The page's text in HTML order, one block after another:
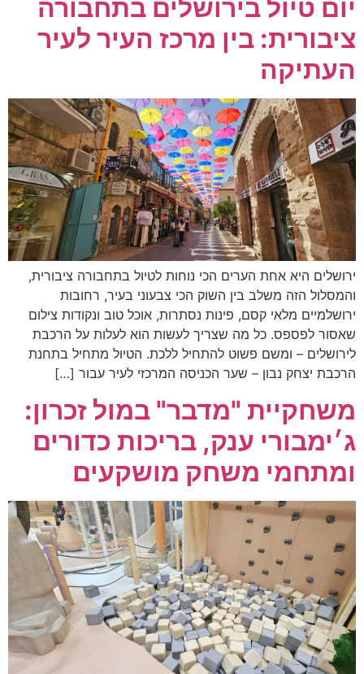
יום טיול בירושלים בתחבורה
ציבורית: בין מרכז העיר לעיר
העתיקה
ירושלים היא אחת הערים הכי נוחות לטיול בתחבורה ציבורית,
והמסלול הזה משלב בין השוק הכי צבעוני בעיר, רחובות
ירושלמיים מלאי קסם, פינות נסתרות, אוכל טוב ונקודות צילום
שאסור לפספס. כל מה שצריך לעשות הוא לעלות על הרכבת
לירושלים – ומשם פשוט להתחיל ללכת. הטיול מתחיל בתחנת
הרכבת יצחק נבון – שער הכניסה המרכזי לעיר עבור […]
משחקיית "מדבר" במול זכרון:
ג׳ימבורי ענק, בריכות כדורים
ומתחמי משחק מושקעים